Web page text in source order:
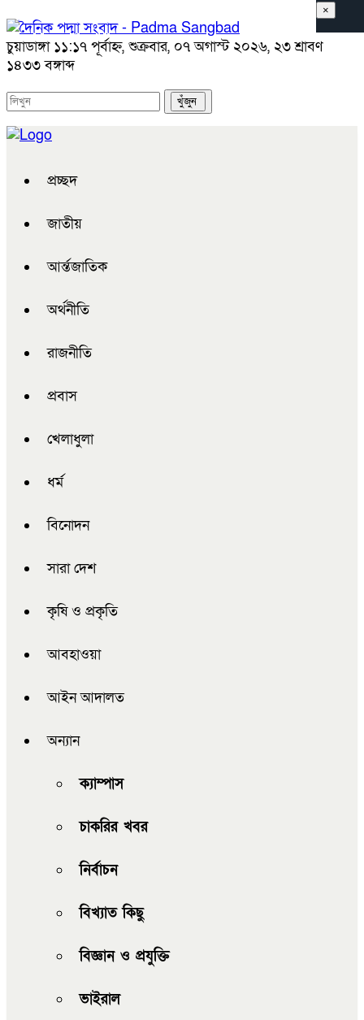
চুয়াডাঙ্গা ১১:১৭ পূর্বাহ্ন, শুক্রবার, ০৭ অগাস্ট ২০২৬, ২৩ শ্রাবণ
১৪৩৩ বঙ্গাব্দ
প্রচ্ছদ
জাতীয়
আর্ন্তজাতিক
অর্থনীতি
রাজনীতি
প্রবাস
খেলাধুলা
ধর্ম
বিনোদন
সারা দেশ
কৃষি ও প্রকৃতি
আবহাওয়া
আইন আদালত
অন্যান
ক্যাম্পাস
চাকরির খবর
নির্বাচন
বিখ্যাত কিছু
বিজ্ঞান ও প্রযুক্তি
ভাইরাল
×